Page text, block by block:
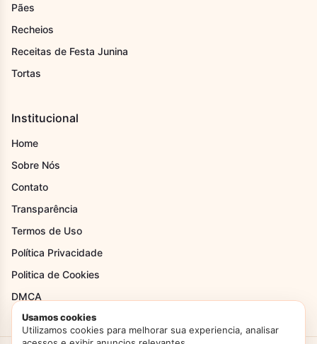
Pães
Recheios
Receitas de Festa Junina
Tortas
Institucional
Home
Sobre Nós
Contato
Transparência
Termos de Uso
Política Privacidade
Politica de Cookies
DMCA
Usamos cookies
Utilizamos cookies para melhorar sua experiencia, analisar